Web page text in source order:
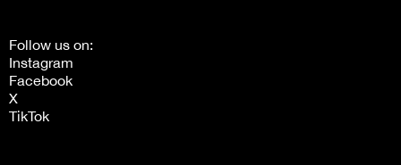
Follow us on:
Instagram
Facebook
X
TikTok